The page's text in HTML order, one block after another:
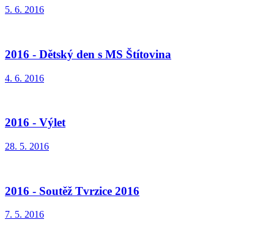
5. 6. 2016
2016 - Dětský den s MS Štítovina
4. 6. 2016
2016 - Výlet
28. 5. 2016
2016 - Soutěž Tvrzice 2016
7. 5. 2016